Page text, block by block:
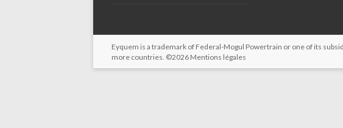
Eyquem is a trademark of Federal-Mogul Powertrain or one of its
more countries. ©2026 Mentions légales